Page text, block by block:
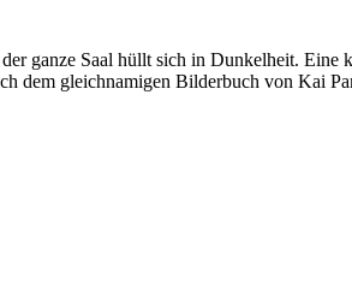
ganze Saal hüllt sich in Dunkelheit.
dem gleichnamigen Bilderbuch von Kai